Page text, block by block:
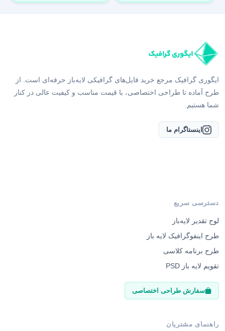
ایگوری گرافیک مرجع خرید فایل‌های گرافیکی لایه‌باز حرفه‌ای است. از
طرح آماده تا طراحی اختصاصی، با قیمت مناسب و کیفیت عالی در کنار
شما هستیم.
اینستاگرام ما
دسترسی سریع
لوح تقدیر لایه‌باز
طرح اینفوگرافیک لایه باز
طرح برنامه کلاسی
تقویم لایه باز PSD
سفارش طراحی اختصاصی
راهنمای مشتریان